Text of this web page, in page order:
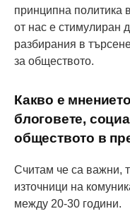
принципна политика
от нас е стимулиран
разбирания в
за обществото.
Какво е
блоговете,
обществото в
Считам че са важни,
източници на
между 20-30 години.